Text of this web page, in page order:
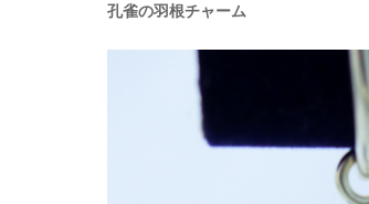
孔雀の羽根チャーム